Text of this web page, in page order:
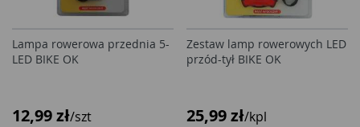
Lampa rowerowa przednia 5-
LED BIKE OK
12,99 zł/szt
Zestaw lamp rowerowych LED
przód-tył BIKE OK
25,99 zł/kpl